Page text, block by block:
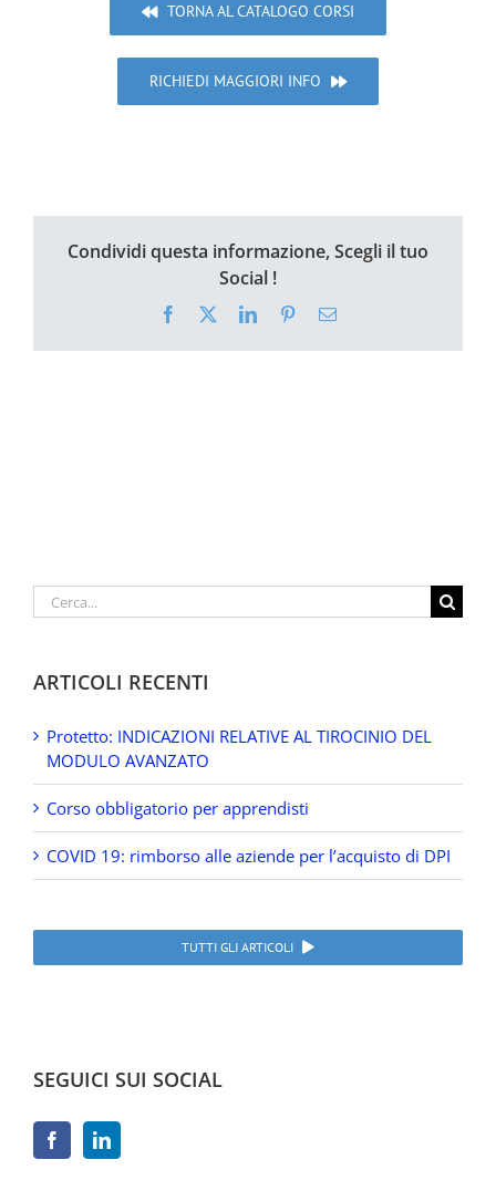
TORNA AL CATALOGO CORSI
RICHIEDI MAGGIORI INFO
Condividi questa informazione, Scegli il tuo
Social !
Facebook LinkedInPinterestEmail
Cerca
per:
ARTICOLI RECENTI
Protetto: INDICAZIONI RELATIVE AL TIROCINIO DEL
MODULO AVANZATO
Corso obbligatorio per apprendisti
COVID 19: rimborso alle aziende per l’acquisto di DPI
TUTTI GLI ARTICOLI
SEGUICI SUI SOCIAL